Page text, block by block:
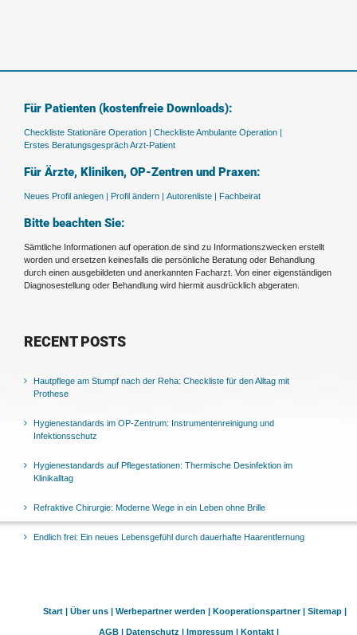
Für Patienten (kostenfreie Downloads):
Checkliste Stationäre Operation | Checkliste Ambulante Operation |
Erstes Beratungsgespräch Arzt-Patient
Für Ärzte, Kliniken, OP-Zentren und Praxen:
Neues Profil anlegen | Profil ändern | Autorenliste | Fachbeirat
Bitte beachten Sie:
Sämtliche Informationen auf operation.de sind zu Informationszwecken erstellt
worden und ersetzen keinesfalls die persönliche Beratung oder Behandlung
durch einen ausgebildeten und anerkannten Facharzt. Von einer eigenständigen
Diagnosestellung oder Behandlung wird hiermit ausdrücklich abgeraten.
RECENT POSTS
Hautpflege am Stumpf nach der Reha: Checkliste für den Alltag mit
Prothese
Hygienestandards im OP-Zentrum: Instrumentenreinigung und
Infektionsschutz
Hygienestandards auf Pflegestationen: Thermische Desinfektion im
Klinikalltag
Refraktive Chirurgie: Moderne Wege in ein Leben ohne Brille
Endlich frei: Ein neues Lebensgefühl durch dauerhafte Haarentfernung
Start | Über uns | Werbepartner werden | Kooperationspartner | Sitemap |
AGB | Datenschutz | Impressum | Kontakt |